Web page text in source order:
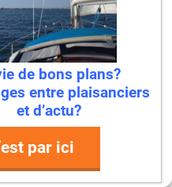
de vos données
Larguez les
Normandie
qui
des ports
de bons plans?
entre plaisanciers
et d’actu?
par ici